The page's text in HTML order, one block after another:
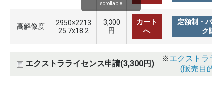
高解像度
2950×2213
25.7x18.2
3,300
円
カート
へ
定額制・バリ
ク購入
エクストラライセンス申請(3,300円)
※エクストララ
(販売目的
scrollable